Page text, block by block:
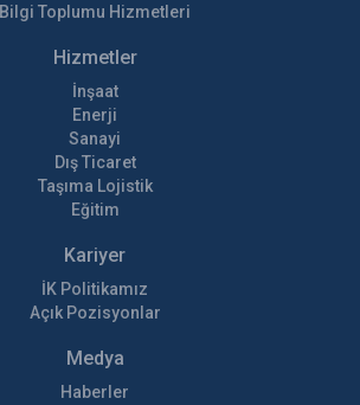
Bilgi Toplumu Hizmetleri
Hizmetler
İnşaat
Enerji
Sanayi
Dış Ticaret
Taşıma Lojistik
Eğitim
Kariyer
İK Politikamız
Açık Pozisyonlar
Medya
Haberler